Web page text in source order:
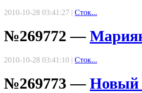
2010-10-28 03:41:27 | Сток...
№269772 —
2010-10-28 03:41:10 | Сток...
№269773 —Новый